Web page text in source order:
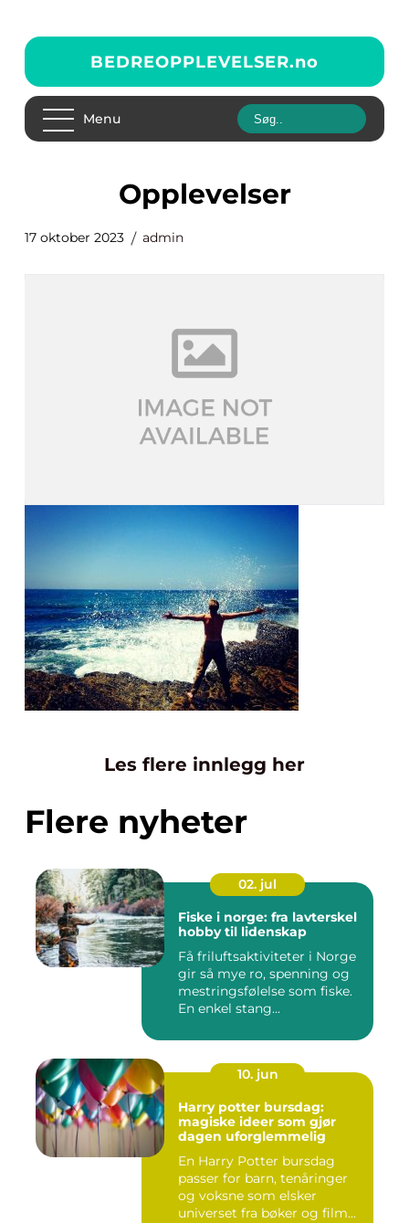
BEDREOPPLEVELSER.no
Menu
opplevelser
17 oktober 2023 admin
Les flere innlegg her
Flere nyheter
02. jul
Fiske i norge: fra lavterskel
hobby til lidenskap
Få friluftsaktiviteter i Norge
gir så mye ro, spenning og
mestringsfølelse som fiske.
En enkel stang...
10. jun
Harry potter bursdag:
magiske ideer som gjør
dagen uforglemmelig
En Harry Potter bursdag
passer for barn, tenåringer
og voksne som elsker
universet fra bøker og film...